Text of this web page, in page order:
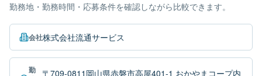
勤務地・勤務時間・応募条件を確認しながら比較できます。
会社株式会社流通サービス
勤
〒709-0811岡山県赤磐市高屋401-1 おかやまコープ内